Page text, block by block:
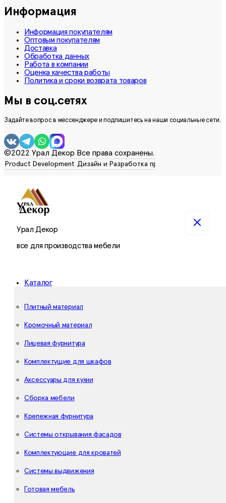
Информация
Информация покупателям
Оптовым покупателям
Доставка
Обработка данных
Работа в компании
Оценка качества работы
Политика и сроки возврата товаров
Мы в соц.сетях
Задайте вопрос в мессенджере и подпишитесь на наши социальные сети.
©2022 Урал Декор Все права сохранены.
Урал Декор
все для производства мебели
Каталог
Плитный материал
Кромочный материал
Лицевая фурнитура
Комплектущие для шкафов
Аксессуары для кухни
Сборка мебели
Крепежная фурнитура
Системы открывания фасадов
Комплектующие для кроватей
Системы выдвижения
Готовая мебель